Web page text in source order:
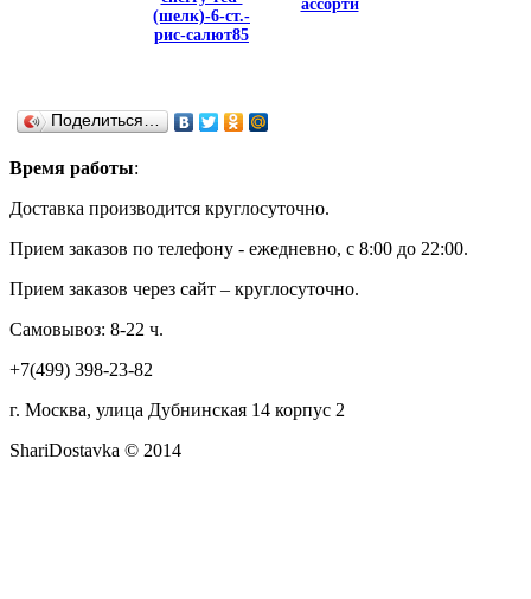
Поделиться…
Время работы:
Доставка производится круглосуточно.
Прием заказов по телефону - ежедневно, с 8:00 до 22:00.
Прием заказов через сайт – круглосуточно.
Самовывоз: 8-22 ч.
+7(499) 398-23-82
г. Москва, улица Дубнинская 14 корпус 2
ShariDostavka © 2014